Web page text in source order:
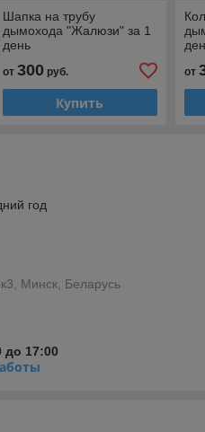
Шапка на трубу
дымохода "Жалюзи" за 1
день
от 300руб.
Купить
от
год
Минск, Беларусь
до 17:00